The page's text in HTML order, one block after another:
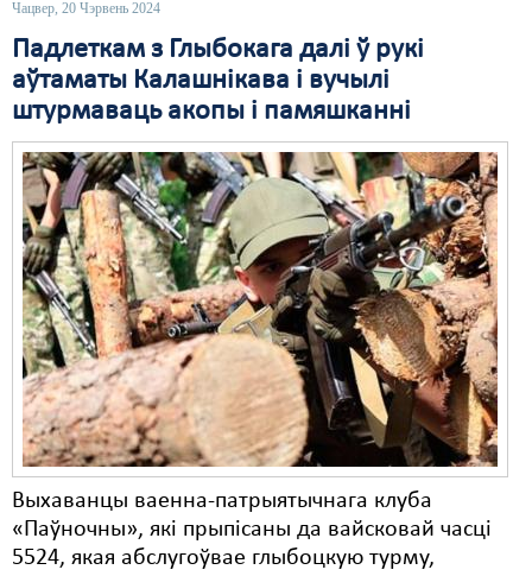
Чацвер, 20 Чэрвень 2024
Падлеткам з Глыбокага далі ў рукі
аўтаматы Калашнікава і вучылі
штурмаваць акопы і памяшканні
Выхаванцы ваенна-патрыятычнага клуба
«Паўночны», які прыпісаны да вайсковай часці
5524, якая абслугоўвае глыбоцкую турму,